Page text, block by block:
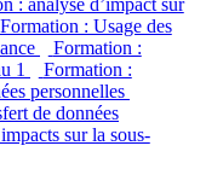
: analyse d’impact sur
Formation : Usage des
Formation :
1
Formation :
personnelles
de données
sur la sous-